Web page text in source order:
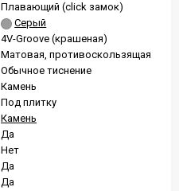
Плавающий (click замок)
Серый
4V-Groove (крашеная)
Матовая, противоскользящая
Обычное тиснение
Камень
Под плитку
Камень
Да
Нет
Да
Да